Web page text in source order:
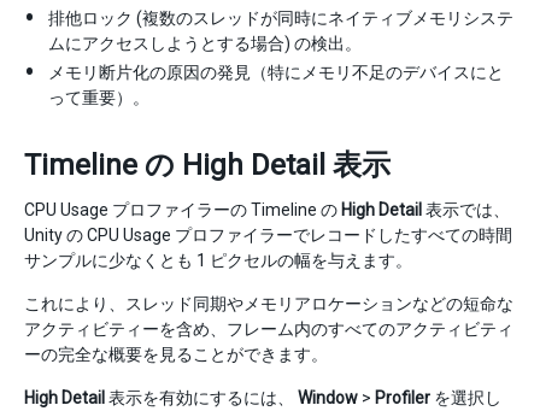
排他ロック (複数のスレッドが同時にネイティブメモリシステ
ムにアクセスしようとする場合) の検出。
メモリ断片化の原因の発見（特にメモリ不足のデバイスにと
って重要）。
Timeline の High Detail 表示
CPU Usage プロファイラーの Timeline の High Detail 表示では、
Unity の CPU Usage プロファイラーでレコードしたすべての時間
サンプルに少なくとも 1 ピクセルの幅を与えます。
これにより、スレッド同期やメモリアロケーションなどの短命な
アクティビティーを含め、フレーム内のすべてのアクティビティ
ーの完全な概要を見ることができます。
High Detail 表示を有効にするには、 Window > Profiler を選択し